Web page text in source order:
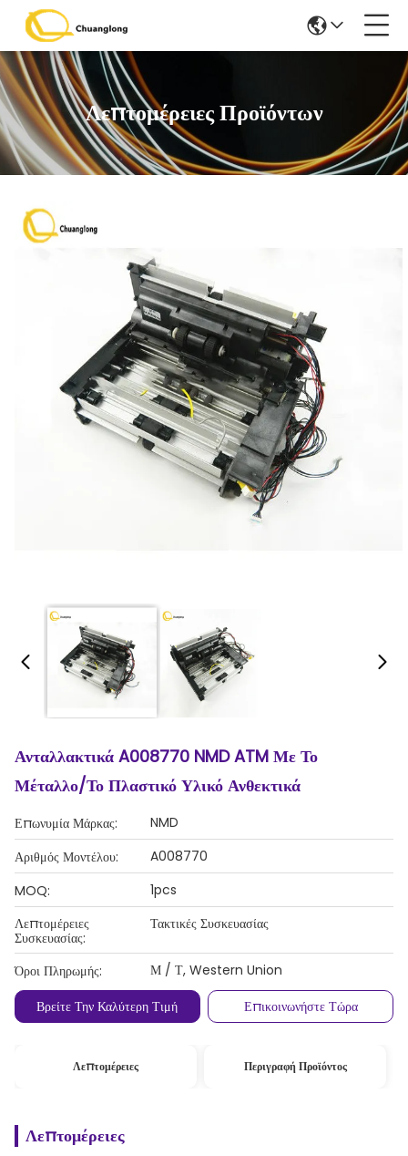
Λεπτομέρειες Προϊόντων
Ανταλλακτικά A008770 NMD ATM Με Το
Μέταλλο/το Πλαστικό Υλικό Ανθεκτικά
Επωνυμία Μάρκας:
NMD
Αριθμός Μοντέλου:
A008770
MOQ:
1pcs
Λεπτομέρειες
Συσκευασίας:
Τακτικές Συσκευασίας
Όροι Πληρωμής:
Μ / Τ, Western Union
Βρείτε Την Καλύτερη Τιμή
Επικοινωνήστε Τώρα
Λεπτομέρειες Περιγραφή Προϊόντος
Λεπτομέρειες